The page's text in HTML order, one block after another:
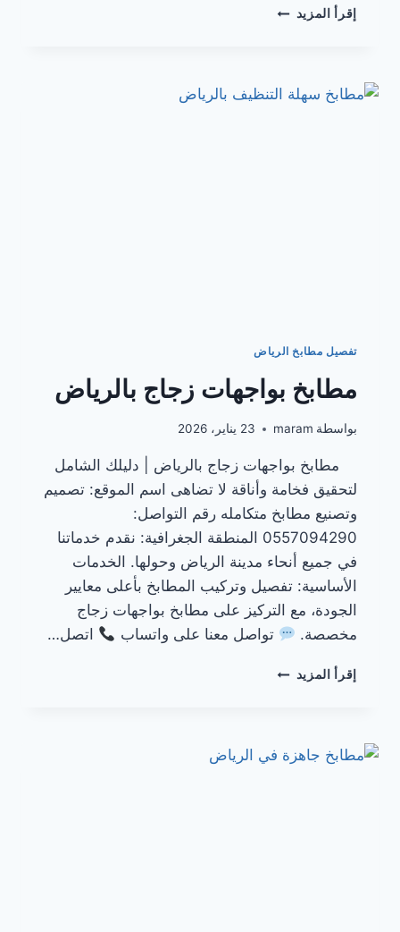
إقرأ المزيد تصميم
تفصيل مطابخ الرياض
مطابخ بواجهات زجاج بالرياض
بواسطة maram 23 يناير، 2026
مطابخ بواجهات زجاج بالرياض | دليلك الشامل
لتحقيق فخامة وأناقة لا تضاهى اسم الموقع: تصميم
وتصنيع مطابخ متكامله رقم التواصل:
0557094290 المنطقة الجغرافية: نقدم خدماتنا
في جميع أنحاء مدينة الرياض وحولها. الخدمات
الأساسية: تفصيل وتركيب المطابخ بأعلى معايير
الجودة، مع التركيز على مطابخ بواجهات زجاج
مخصصة.
تواصل معنا على واتساب اتصل…
إقرأ المزيد مطابخ